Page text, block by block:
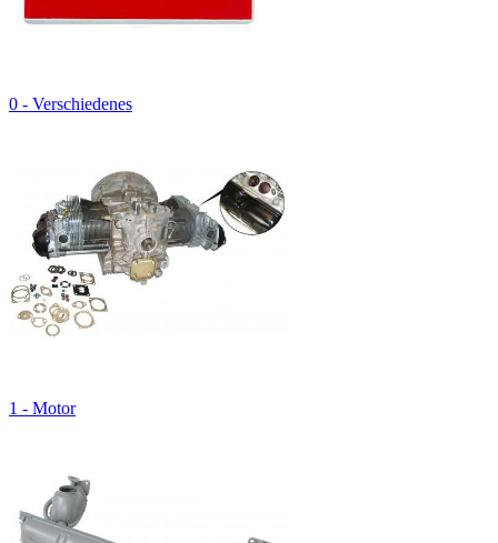
0 - Verschiedenes
1 - Motor